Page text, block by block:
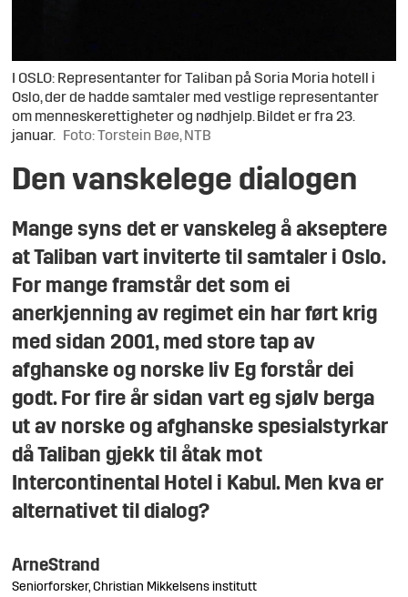
I OSLO: Representanter for Taliban på Soria Moria hotell i
Oslo, der de hadde samtaler med vestlige representanter
om menneskerettigheter og nødhjelp. Bildet er fra 23.
januar.
Foto: Torstein Bøe, NTB
Den vanskelege dialogen
Mange syns det er vanskeleg å akseptere
at Taliban vart inviterte til samtaler i Oslo.
For mange framstår det som ei
anerkjenning av regimet ein har ført krig
med sidan 2001, med store tap av
afghanske og norske liv Eg forstår dei
godt. For fire år sidan vart eg sjølv berga
ut av norske og afghanske spesialstyrkar
då Taliban gjekk til åtak mot
Intercontinental Hotel i Kabul. Men kva er
alternativet til dialog?
ArneStrand
Seniorforsker, Christian Mikkelsens institutt